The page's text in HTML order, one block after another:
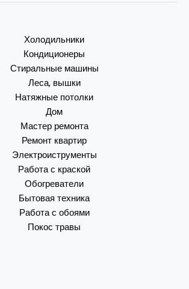
Холодильники
Кондиционеры
Стиральные машины
Леса, вышки
Натяжные потолки
Дом
Мастер ремонта
Ремонт квартир
Электроиструменты
Работа с краской
Обогреватели
Бытовая техника
Работа с обоями
Покос травы